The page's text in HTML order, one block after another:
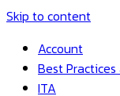
Skip to content
Account
Best
ITA